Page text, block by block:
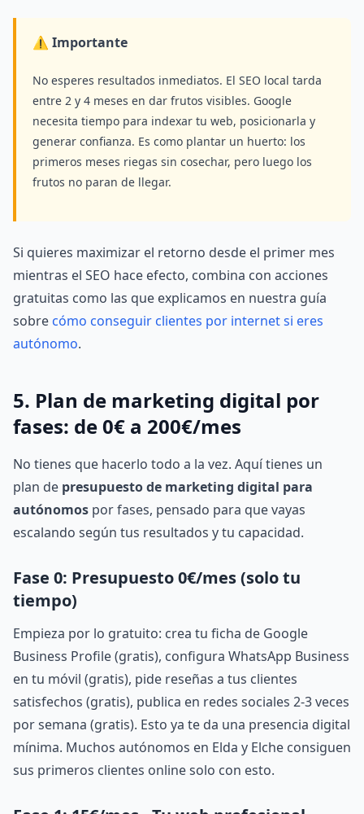
⚠️ Importante
No esperes resultados inmediatos. El SEO local tarda
entre 2 y 4 meses en dar frutos visibles. Google
necesita tiempo para indexar tu web, posicionarla y
generar confianza. Es como plantar un huerto: los
primeros meses riegas sin cosechar, pero luego los
frutos no paran de llegar.
Si quieres maximizar el retorno desde el primer mes
mientras el SEO hace efecto, combina con acciones
gratuitas como las que explicamos en nuestra guía
sobre cómo conseguir clientes por internet si eres
autónomo.
5. Plan de marketing digital por
fases: de 0€ a 200€/mes
No tienes que hacerlo todo a la vez. Aquí tienes un
plan de presupuesto de marketing digital para
autónomos por fases, pensado para que vayas
escalando según tus resultados y tu capacidad.
Fase 0: Presupuesto 0€/mes (solo tu
tiempo)
Empieza por lo gratuito: crea tu ficha de Google
Business Profile (gratis), configura WhatsApp Business
en tu móvil (gratis), pide reseñas a tus clientes
satisfechos (gratis), publica en redes sociales 2-3 veces
por semana (gratis). Esto ya te da una presencia digital
mínima. Muchos autónomos en Elda y Elche consiguen
sus primeros clientes online solo con esto.